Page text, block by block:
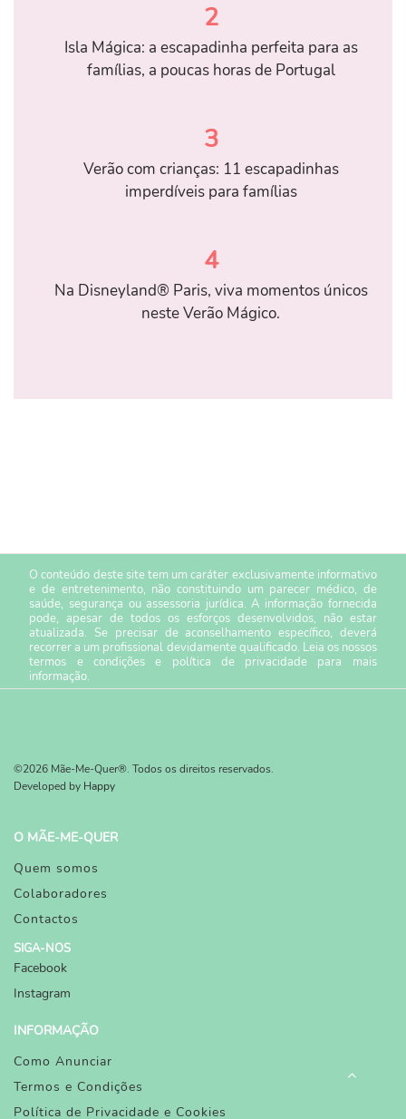
2
Isla Mágica: a escapadinha perfeita para as
famílias, a poucas horas de Portugal
3
Verão com crianças: 11 escapadinhas
imperdíveis para famílias
4
Na Disneyland® Paris, viva momentos únicos
neste Verão Mágico.
O conteúdo deste site tem um caráter exclusivamente informativo
e de entretenimento, não constituindo um parecer médico, de
saúde, segurança ou assessoria jurídica. A informação fornecida
pode, apesar de todos os esforços desenvolvidos, não estar
atualizada. Se precisar de aconselhamento específico, deverá
recorrer a um profissional devidamente qualificado. Leia os nossos
termos e condiçõese política de privacidade para mais
informação.
©2026 Mãe-Me-Quer®. Todos os direitos reservados.
Developed by Happy
O MÃE-ME-QUER
Quem somos
Colaboradores
Contactos
SIGA-NOS
Facebook
Instagram
INFORMAÇÃO
Como Anunciar
Termos e Condições
Política de Privacidade e Cookies